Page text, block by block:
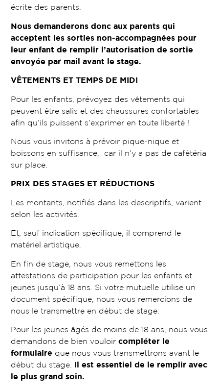
écrite des parents.
Nous demanderons donc aux parents qui
acceptent les sorties non-accompagnées pour
leur enfant de remplir l’autorisation de sortie
envoyée par mail avant le stage.
VÊTEMENTS ET TEMPS DE MIDI
Pour les enfants, prévoyez des vêtements qui
peuvent être salis et des chaussures confortables
afin qu’ils puissent s’exprimer en toute liberté !
Nous vous invitons à prévoir pique-nique et
boissons en suffisance, car il n’y a pas de cafétéria
sur place.
PRIX DES STAGES ET RÉDUCTIONS
Les montants, notifiés dans les descriptifs, varient
selon les activités.
Et, sauf indication spécifique, il comprend le
matériel artistique.
En fin de stage, nous vous remettons les
attestations de participation pour les enfants et
jeunes jusqu’à 18 ans. Si votre mutuelle utilise un
document spécifique, nous vous remercions de
nous le transmettre en début de stage.
Pour les jeunes âgés de moins de 18 ans, nous vous
demandons de bien vouloircompléter le
formulaire que nous vous transmettrons avant le
début du stage. Il est essentiel de le remplir avec
le plus grand soin.